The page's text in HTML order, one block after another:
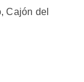
Cajón del